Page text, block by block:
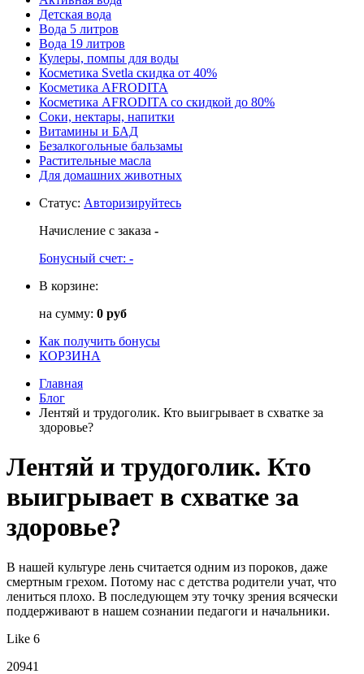
Детская вода
Вода 5 литров
Вода 19 литров
Кулеры, помпы для воды
Косметика Svetla скидка от 40%
Косметика AFRODITA
Косметика AFRODITA со скидкой до 80%
Соки, нектары, напитки
Витамины и БАД
Безалкогольные бальзамы
Растительные масла
Для домашних животных
Статус: Авторизируйтесь
Начисление с заказа -
Бонусный счет: -
В корзине:
на сумму: 0 руб
Как получить бонусы
КОРЗИНА
Главная
Блог
Лентяй и трудоголик. Кто выигрывает в схватке за
здоровье?
Лентяй и трудоголик. Кто
выигрывает в схватке за
здоровье?
В нашей культуре лень считается одним из пороков, даже
смертным грехом. Потому нас с детства родители учат, что
лениться плохо. В последующем эту точку зрения всячески
поддерживают в нашем сознании педагоги и начальники.
Like 6
20941